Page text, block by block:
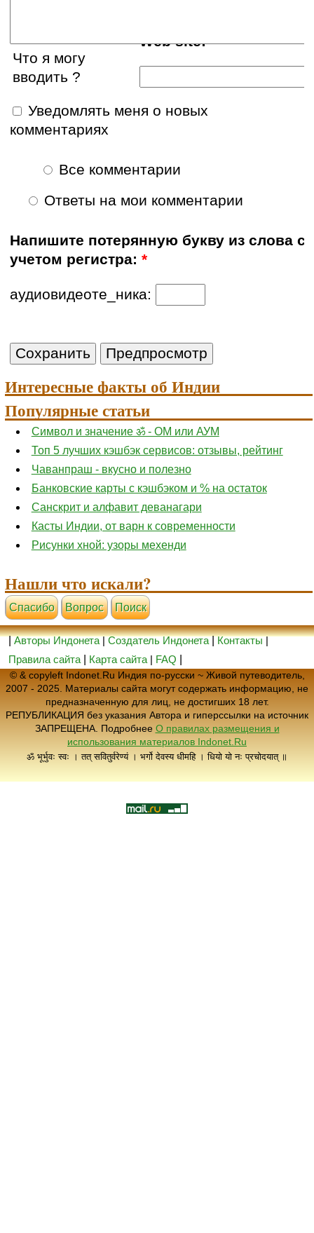
Web site:
Что я могу
вводить ?
Уведомлять меня о новых
комментариях
Все комментарии
Ответы на мои комментарии
Напишите потерянную букву из слова с
учетом регистра:*
аудиовидеоте_ника:
Интересные факты об Индии
Популярные статьи
Символ и значение ॐ - ОМ или АУМ
Топ 5 лучших кэшбэк сервисов: отзывы, рейтинг
Чаванпраш - вкусно и полезно
Банковские карты с кэшбэком и % на остаток
Санскрит и алфавит деванагари
Касты Индии, от варн к современности
Рисунки хной: узоры мехенди
Нашли что искали?
Cпасибо Вопрос Поиск
|Авторы Индонета|Создатель Индонета|Контакты|
Правила сайта
Карта сайта | FAQ
© & copyleft Indonet.Ru Индия по-русски ~ Живой путеводитель,
2007 - 2025. Материалы сайта могут содержать информацию, не
предназначенную для лиц, не достигших 18 лет.
РЕПУБЛИКАЦИЯ без указания Автора и гиперссылки на источник
ЗАПРЕЩЕНА. Подробнее О правилах размещения и
использования материалов Indonet.Ru
ॐ भूर्भुवः स्वः । तत् सवितुर्वरेण्यं । भर्गो देवस्य धीमहि । धियो यो नः प्रचोदयात् ॥